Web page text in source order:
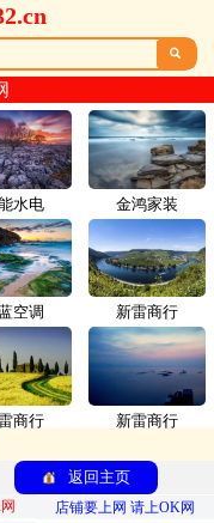

水电 金鸿家装
空调 新雷商行
商行 新雷商行
返回主页
店铺要上网 请上OK网